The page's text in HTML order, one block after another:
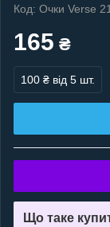
Код: Очки Verse
165 ₴
100 ₴ від 5 шт.
Що таке